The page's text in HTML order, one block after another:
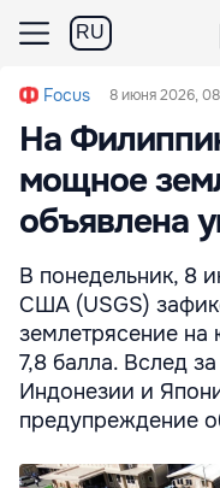
RU
Focus 8 июня 2026,
На
мощное
объявлена
В понедельник, 8
США (USGS)
землетрясение
7,8 балла. Вслед
Индонезии и
предупреждение